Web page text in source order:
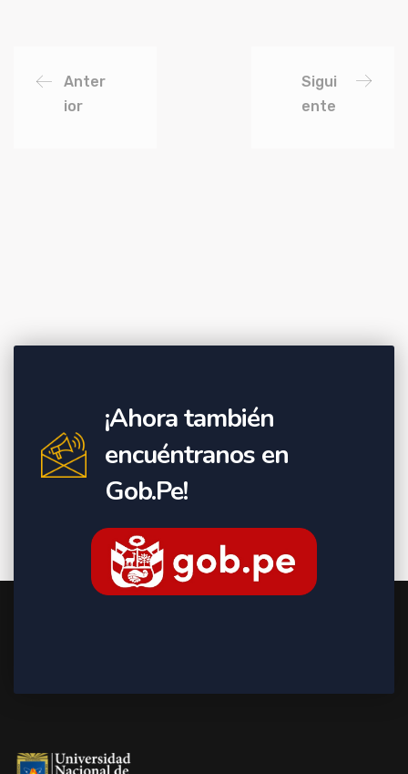
Anter
ior
Sigui
ente
¡Ahora también
encuéntranos en
Gob.Pe!